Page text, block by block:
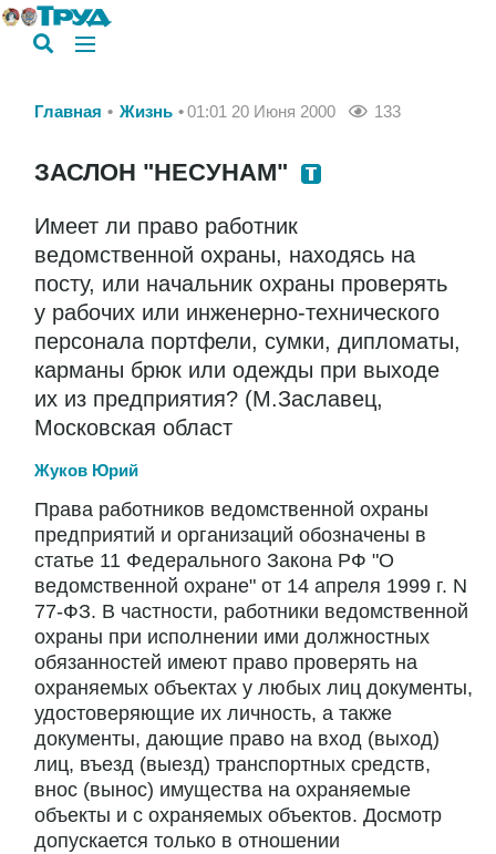
Главная Жизнь 01:01 20 Июня 2000 133
ЗАСЛОН "НЕСУНАМ"
Имеет ли право работник
ведомственной охраны, находясь на
посту, или начальник охраны проверять
у рабочих или инженерно-технического
персонала портфели, сумки, дипломаты,
карманы брюк или одежды при выходе
их из предприятия? (М.Заславец,
Московская област
Жуков Юрий
Права работников ведомственной охраны
предприятий и организаций обозначены в
статье 11 Федерального Закона РФ "О
ведомственной охране" от 14 апреля 1999 г. N
77-ФЗ. В частности, работники ведомственной
охраны при исполнении ими должностных
обязанностей имеют право проверять на
охраняемых объектах у любых лиц документы,
удостоверяющие их личность, а также
документы, дающие право на вход (выход)
лиц, въезд (выезд) транспортных средств,
внос (вынос) имущества на охраняемые
объекты и с охраняемых объектов. Досмотр
допускается только в отношении